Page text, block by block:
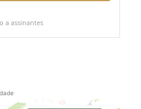
a assinantes